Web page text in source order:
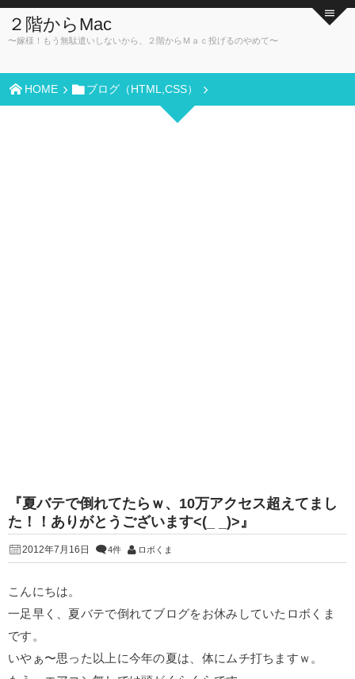
２階からMac
〜嫁様！もう無駄遣いしないから、２階からＭａｃ投げるのやめて〜
HOME ブログ（HTML,CSS）
『夏バテで倒れてたらｗ、10万アクセス超えてまし
た！！ありがとうございます<(_ _)>』
2012年7月16日 4件 ロボくま
こんにちは。
一足早く、夏バテで倒れてブログをお休みしていたロボくま
です。
いやぁ〜思った以上に今年の夏は、体にムチ打ちますｗ。